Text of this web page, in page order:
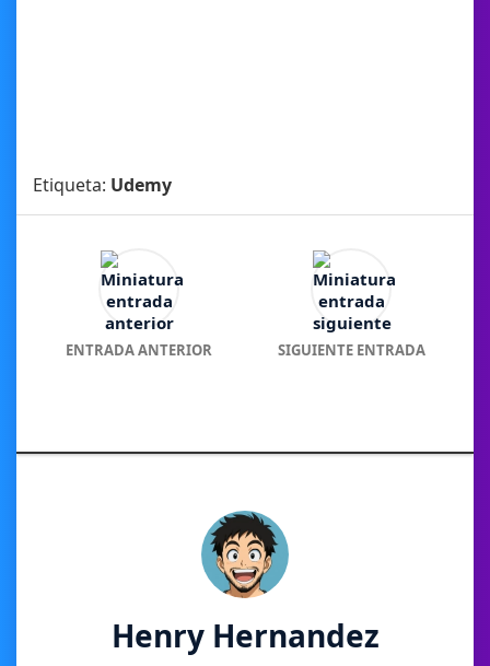
Etiqueta: Udemy
ENTRADA ANTERIOR SIGUIENTE ENTRADA
Henry Hernandez